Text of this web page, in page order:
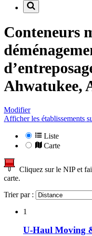
Conteneurs
Ahwatukee,
Modifier
Afficher les établissements
Liste
Carte
Cliquez sur le NIP et
carte.
Trier par :
1
U-Haul Moving